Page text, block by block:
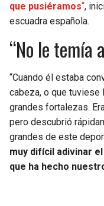
que pusiéramos“,
escuadra española.
“No le temía
“Cuando él estaba
cabeza, o que tuviese
grandes fortalezas.
pero descubrió
grandes de este
muy difícil adivinar
que ha hecho